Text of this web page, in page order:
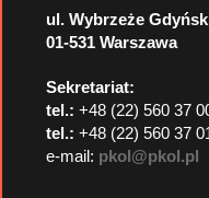
ul. Wybrzeże
01-531 Warszawa
Sekretariat:
tel.: +48 (22) 560 37
tel.: +48 (22) 560 37
e-mail: pkol@pkol.pl